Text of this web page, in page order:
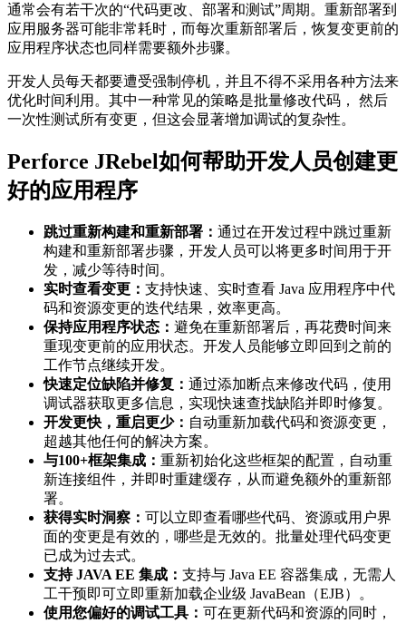
通常会有若干次的“代码更改、部署和测试”周期。重新部署到
应用服务器可能非常耗时，而每次重新部署后，恢复变更前的
应用程序状态也同样需要额外步骤。
开发人员每天都要遭受强制停机，并且不得不采用各种方法来
优化时间利用。其中一种常见的策略是批量修改代码， 然后
一次性测试所有变更，但这会显著增加调试的复杂性。
Perforce JRebel如何帮助开发人员创建更
好的应用程序
跳过重新构建和重新部署： 通过在开发过程中跳过重新
构建和重新部署步骤，开发人员可以将更多时间用于开
发，减少等待时间。
实时查看变更： 支持快速、实时查看 Java 应用程序中代
码和资源变更的迭代结果，效率更高。
保持应用程序状态： 避免在重新部署后，再花费时间来
重现变更前的应用状态。开发人员能够立即回到之前的
工作节点继续开发。
快速定位缺陷并修复： 通过添加断点来修改代码，使用
调试器获取更多信息，实现快速查找缺陷并即时修复。
开发更快，重启更少： 自动重新加载代码和资源变更，
超越其他任何的解决方案。
与100+框架集成： 重新初始化这些框架的配置，自动重
新连接组件，并即时重建缓存，从而避免额外的重新部
署。
获得实时洞察： 可以立即查看哪些代码、资源或用户界
面的变更是有效的，哪些是无效的。批量处理代码变更
已成为过去式。
支持 JAVA EE 集成： 支持与 Java EE 容器集成，无需人
工干预即可立即重新加载企业级 JavaBean（EJB）。
使用您偏好的调试工具： 可在更新代码和资源的同时，